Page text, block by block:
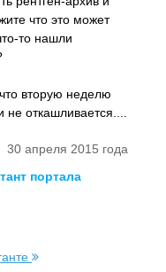
что это может
то нашли
вторую неделю
откашливается....
30 апреля 2015 года
портала